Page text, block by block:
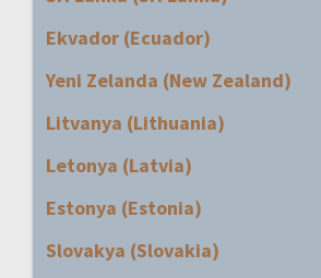
Ekvador (Ecuador)
Yeni Zelanda (New Zealand)
Litvanya (Lithuania)
Letonya (Latvia)
Estonya (Estonia)
Slovakya (Slovakia)